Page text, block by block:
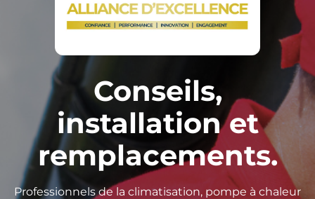
Conseils,
installation et
remplacements.
Professionnels de la climatisation, pompe à chaleur